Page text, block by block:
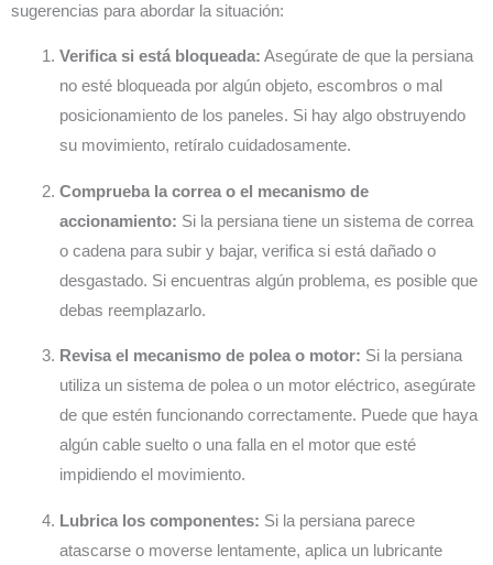
sugerencias para abordar la situación:
Verifica si está bloqueada: Asegúrate de que la persiana
no esté bloqueada por algún objeto, escombros o mal
posicionamiento de los paneles. Si hay algo obstruyendo
su movimiento, retíralo cuidadosamente.
Comprueba la correa o el mecanismo de
accionamiento: Si la persiana tiene un sistema de correa
o cadena para subir y bajar, verifica si está dañado o
desgastado. Si encuentras algún problema, es posible que
debas reemplazarlo.
Revisa el mecanismo de polea o motor: Si la persiana
utiliza un sistema de polea o un motor eléctrico, asegúrate
de que estén funcionando correctamente. Puede que haya
algún cable suelto o una falla en el motor que esté
impidiendo el movimiento.
Lubrica los componentes: Si la persiana parece
atascarse o moverse lentamente, aplica un lubricante